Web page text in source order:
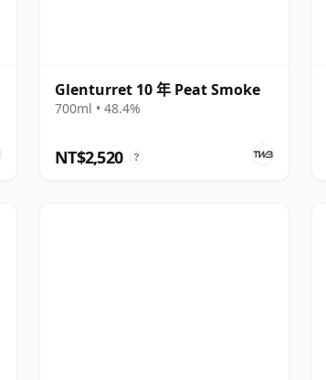
Glenturret 10 年 Peat Smoke
700ml • 48.4%
NT$2,520 ?